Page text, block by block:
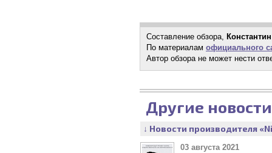
Составление обзора,
По материалам официального
Автор обзора не может нести
Другие
↓ Новости производителя
03 августа 2021